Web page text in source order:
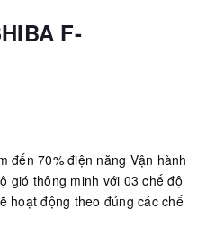
F-
đến 70% điện năng Vận hành
gió thông minh với 03 chế độ
hoạt động theo đúng các chế